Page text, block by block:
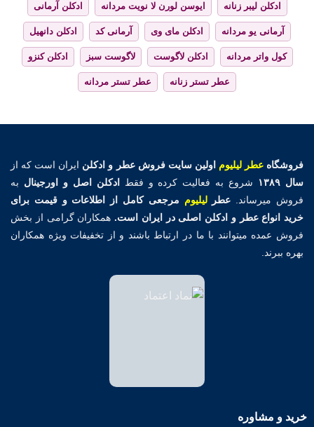
ادکلن لیبر زنانه ایوسن لورن لا نویت مردانه ادکلن آرمانی
آرمانی یو مردانه ادکلن مای وی آرمانی کد ادکلن دانهیل
کول واتر مردانه ادکلن لاگوست لاگوست سبز ادکلن کنزو
عطر تستر زنانه عطر تستر مردانه
فروشگاهعطر لیلیوم اولین سایت فروش عطر و ادکلن ایران است که از
سال ۱۳۸۹
شروع به فعالیت کرده و فقط ادکلن اصل و اورجینال به
فروش میرساند. عطرلیلیوم مرجعی کامل از اطلاعات و قیمت برای
خرید انواع عطر و ادکلن اصلی در ایران است. همکاران گرامی از بخش
فروش عمده میتوانند با ما در ارتباط باشند و از تخفیفات ویژه همکاران
بهره ببرند.
خرید و مشاوره